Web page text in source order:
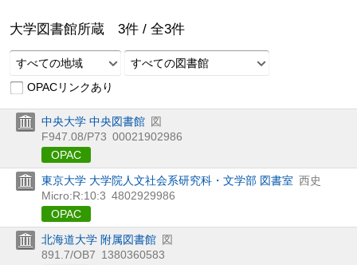
大学図書館所蔵 3件 / 全3件
すべての地域
すべての図書館
OPACリンクあり
中央大学 中央図書館 図
F947.08/P73 00021902986
OPAC
東京大学 大学院人文社会系研究科・文学部 図書室 西史
Micro:R:10:3 4802929986
OPAC
北海道大学 附属図書館 図
891.7/ОВ7 1380360583